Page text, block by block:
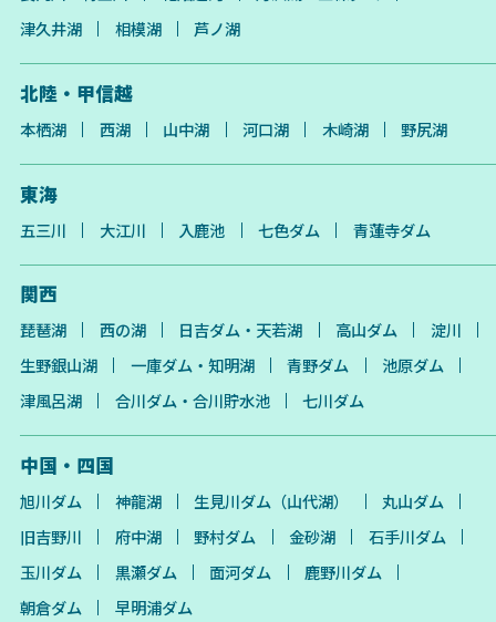
津久井湖
相模湖 芦ノ湖
北陸・甲信越
本栖湖 西湖 山中湖 河口湖 木崎湖 野尻湖
東海
五三川 大江川 入鹿池 七色ダム 青蓮寺ダム
関西
琵琶湖 西の湖 日吉ダム・天若湖 高山ダム
淀川
生野銀山湖
一庫ダム・知明湖 青野ダム
池原ダム
津風呂湖
合川ダム・合川貯水池 七川ダム
中国・四国
旭川ダム 神龍湖 生見川ダム（山代湖）
丸山ダム
旧吉野川
府中湖 野村ダム 金砂湖
石手川ダム
玉川ダム
黒瀬ダム 面河ダム
鹿野川ダム
朝倉ダム
早明浦ダム